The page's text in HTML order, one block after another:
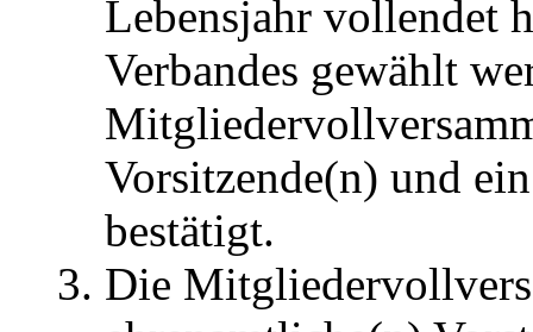
Lebensjahr vollendet
Verbandes gewählt
Vorsitzende(n) und
bestätigt.
Die